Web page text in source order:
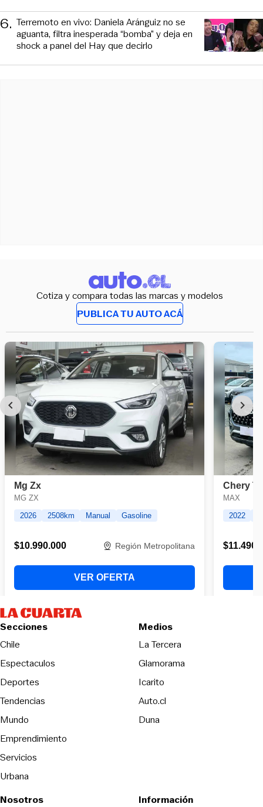
6. Terremoto en vivo: Daniela Aránguiz no se
aguanta, filtra inesperada “bomba” y deja en
shock a panel del Hay que decirlo
Cotiza y compara todas las marcas y modelos
PUBLICA TU AUTO ACÁ
Secciones
Chile
Espectaculos
Deportes
Tendencias
Mundo
Emprendimiento
Servicios
Urbana
Medios
La TerceraOpens in new
Glamorama
Icarito
Auto.cl
DunaOpens in new window
Nosotros Información